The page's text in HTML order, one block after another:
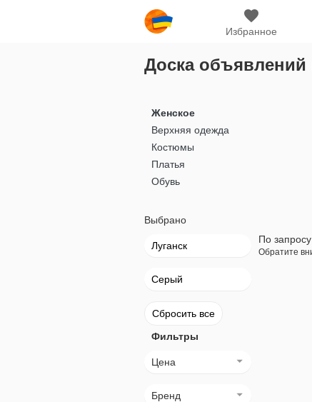
Избранное
Доска объявлений
Женское
Верхняя одежда
Костюмы
Платья
Обувь
Выбрано
Луганск
Серый
Сбросить все
Фильтры
Цена
Бренд
По
Обратите